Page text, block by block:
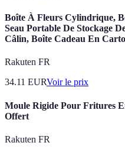
Boîte À Fleurs Cylindrique,
Seau Portable De Stockage
Câlin, Boîte Cadeau En
Rakuten FR
34.11 EURVoir le prix
Moule Rigide Pour Fritures
Offert
Rakuten FR